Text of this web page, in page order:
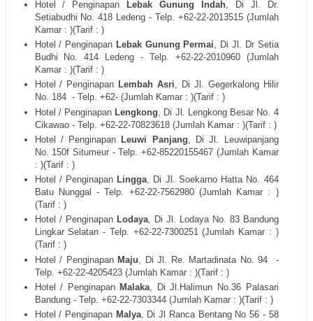
Hotel / Penginapan Lebak Gunung Indah, Di Jl. Dr.
Setiabudhi No. 418 Ledeng - Telp. +62-22-2013515(Jumlah
Kamar : )(Tarif : )
Hotel / Penginapan Lebak Gunung Permai, Di Jl. Dr Setia
Budhi No. 414 Ledeng - Telp. +62-22-2010960(Jumlah
Kamar : )(Tarif : )
Hotel / Penginapan Lembah Asri, Di Jl. Gegerkalong Hilir
No. 184 - Telp. +62- (Jumlah Kamar : )(Tarif : )
Hotel / PenginapanLengkong , Di Jl. Lengkong Besar No. 4
Cikawao- Telp. +62-22-70823618(Jumlah Kamar : )(Tarif : )
Hotel / Penginapan Leuwi Panjang , DiJl. Leuwipanjang
No. 150f Situmeur- Telp. +62-85220155467 (Jumlah Kamar
: )(Tarif : )
Hotel / PenginapanLingga, Di Jl. Soekarno Hatta No. 464
Batu Nunggal - Telp. +62-22-7562980(Jumlah Kamar : )
(Tarif : )
Hotel / PenginapanLodaya, Di Jl. Lodaya No. 83 Bandung
Lingkar Selatan - Telp. +62-22-7300251(Jumlah Kamar : )
(Tarif : )
Hotel / PenginapanMaju , DiJl. Re. Martadinata No. 94
-
Telp. +62-22-4205423(Jumlah Kamar : )(Tarif : )
Hotel / PenginapanMalaka , DiJl.Halimun No.36 Palasari
Bandung- Telp. +62-22-7303344(Jumlah Kamar : )(Tarif : )
Hotel / PenginapanMalya, DiJl Ranca Bentang No 56 - 58